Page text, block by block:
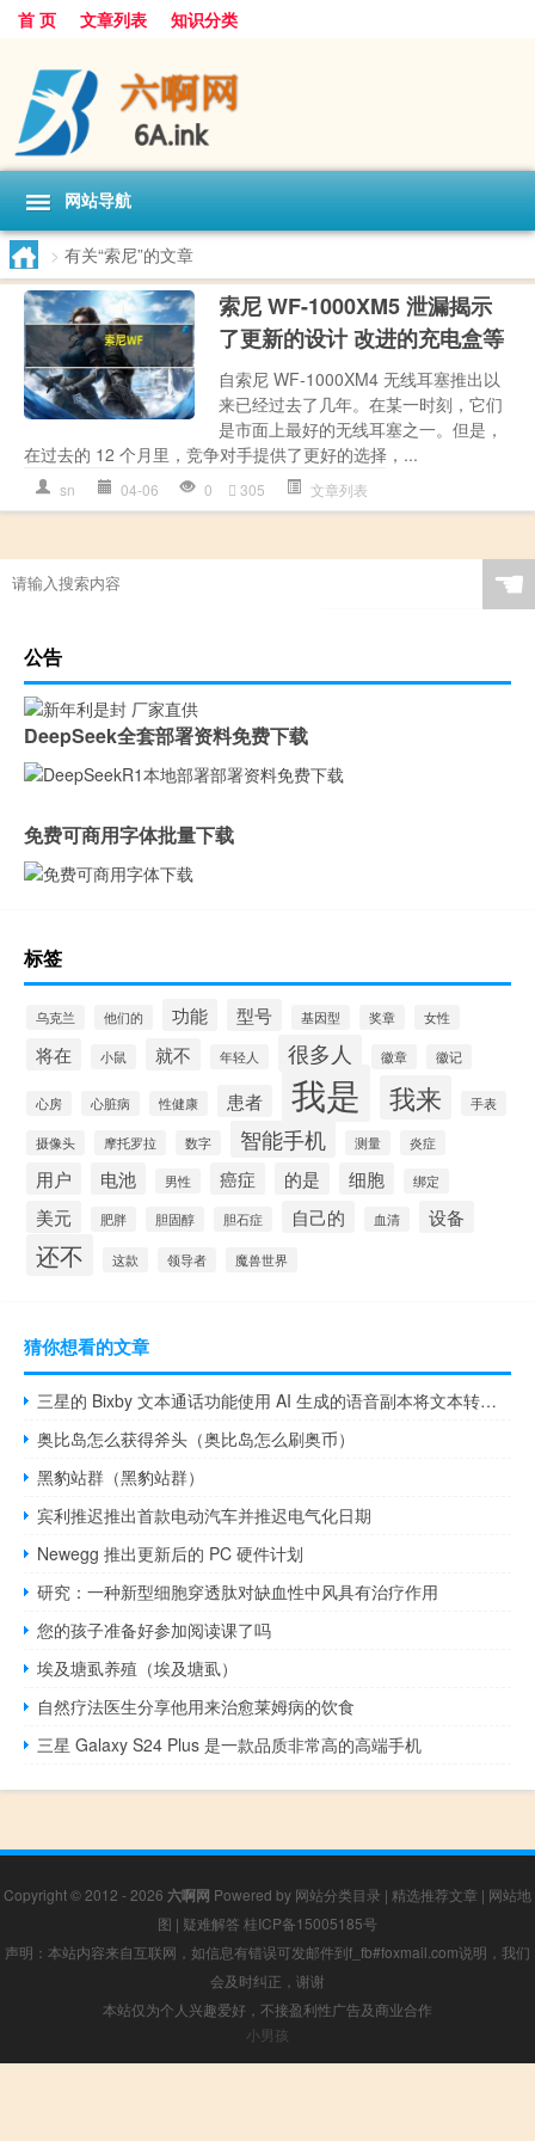
首 页 文章列表 知识分类
网站导航
> 有关“索尼”的文章
索尼 WF-1000XM5 泄漏揭示
了更新的设计 改进的充电盒等
自索尼 WF-1000XM4 无线耳塞推出以
来已经过去了几年。在某一时刻，它们
是市面上最好的无线耳塞之一。但是，
在过去的 12 个月里，竞争对手提供了更好的选择，...
sn 04-06 0 305 文章列表
☚
公告
DeepSeek全套部署资料免费下载
免费可商用字体批量下载
标签
乌克兰 他们的 功能 型号 基因型 奖章 女性
将在 小鼠 就不 年轻人 很多人 徽章 徽记
心房 心脏病 性健康 患者 我是 我来 手表
摄像头 摩托罗拉 数字 智能手机 测量 炎症
用户 电池 男性 癌症 的是 细胞 绑定
美元 肥胖 胆固醇 胆石症 自己的 血清 设备
还不 这款 领导者 魔兽世界
猜你想看的文章
三星的 Bixby 文本通话功能使用 AI 生成的语音副本将文本转换为语音
奥比岛怎么获得斧头（奥比岛怎么刷奥币）
黑豹站群（黑豹站群）
宾利推迟推出首款电动汽车并推迟电气化日期
Newegg 推出更新后的 PC 硬件计划
研究：一种新型细胞穿透肽对缺血性中风具有治疗作用
您的孩子准备好参加阅读课了吗
埃及塘虱养殖（埃及塘虱）
自然疗法医生分享他用来治愈莱姆病的饮食
三星 Galaxy S24 Plus 是一款品质非常高的高端手机
Copyright © 2012 - 2026 六啊网 Powered by 网站分类目录 | 精选推荐文章 | 网站地
图 | 疑难解答 桂ICP备15005185号
声明：本站内容来自互联网，如信息有错误可发邮件到f_fb#foxmail.com说明，我们
会及时纠正，谢谢
本站仅为个人兴趣爱好，不接盈利性广告及商业合作
小男孩